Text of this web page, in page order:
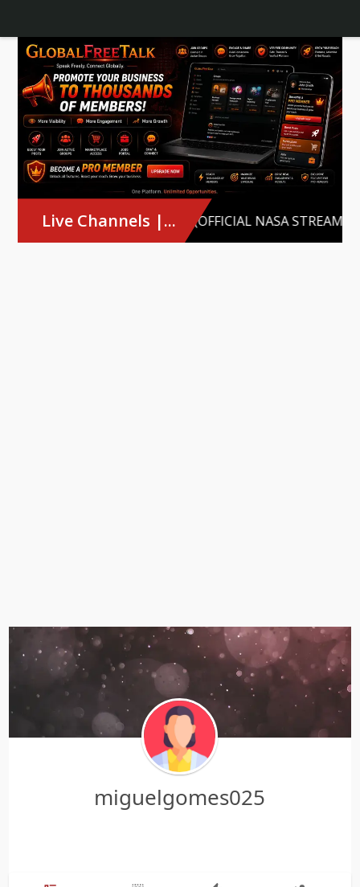
miguelgomes025